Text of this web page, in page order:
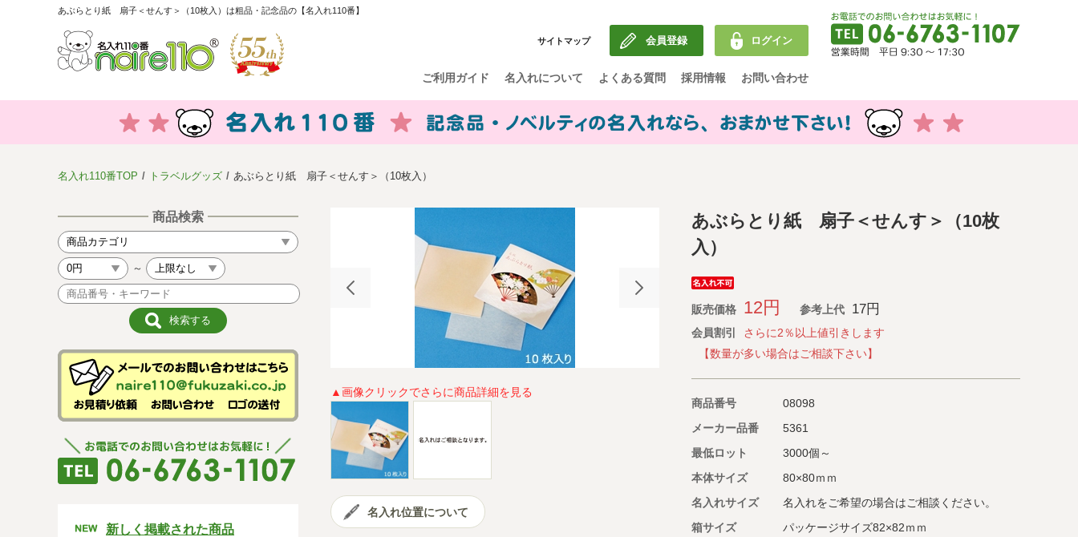
あぶらとり紙 扇子＜せんす＞（10枚入）は粗品・記念品の【名入れ110番】
サイトマップ 会員登録 ログイン
ご利用ガイド 名入れについて よくある質問 採用情報 お問い合わせ
名入れ110番TOP トラベルグッズ あぶらとり紙 扇子＜せんす＞（10枚入）
商品検索
～
新しく掲載された商品
▲画像クリックでさらに商品詳細を見る
名入れ位置について
あぶらとり紙 扇子＜せんす＞（10枚
入）
販売価格 12円 参考上代 17円
会員割引
さらに2％以上値引きします
【数量が多い場合はご相談下さい】
商品番号
08098
メーカー品番
5361
最低ロット
3000個～
本体サイズ
80×80ｍｍ
名入れサイズ
名入れをご希望の場合はご相談ください。
箱サイズ
パッケージサイズ82×82ｍｍ